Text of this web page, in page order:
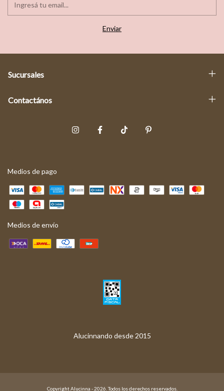
Sucursales
Contactános
Medios de pago
Medios de envío
Copyright Alucinna - 2026. Todos los derechos reservados.